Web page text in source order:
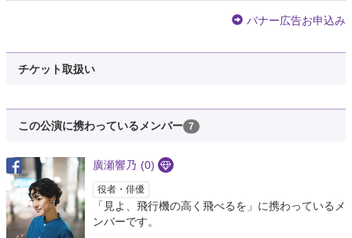
@ohkunoka
@kuririn0415aya
ことのはbox オフィシャルROOM 配信中!!
しん@じゃんぱー兼パニック
バナー広告お申込み
チケット取扱い
この公演に携わっているメンバー 7
廣瀬響乃 (0)
役者・俳優
「見よ、飛行機の高く飛べるを」に携わっているメ
ンバーです。